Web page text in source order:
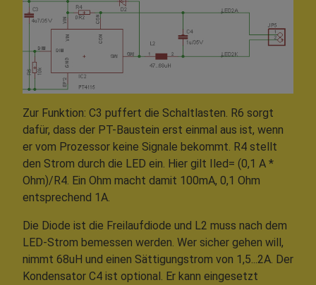
Zur Funktion: C3 puffert die Schaltlasten. R6 sorgt
dafür, dass der PT-Baustein erst einmal aus ist, wenn
er vom Prozessor keine Signale bekommt. R4 stellt
den Strom durch die LED ein. Hier gilt Iled= (0,1 A *
Ohm)/R4. Ein Ohm macht damit 100mA, 0,1 Ohm
entsprechend 1A.
Die Diode ist die Freilaufdiode und L2 muss nach dem
LED-Strom bemessen werden. Wer sicher gehen will,
nimmt 68uH und einen Sättigungstrom von 1,5...2A. Der
Kondensator C4 ist optional. Er kann eingesetzt